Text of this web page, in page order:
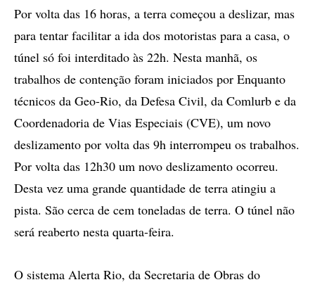
Por volta das 16 horas, a terra começou a deslizar, mas
para tentar facilitar a ida dos motoristas para a casa, o
túnel só foi interditado às 22h. Nesta manhã, os
trabalhos de contenção foram iniciados por Enquanto
técnicos da Geo-Rio, da Defesa Civil, da Comlurb e da
Coordenadoria de Vias Especiais (CVE), um novo
deslizamento por volta das 9h interrompeu os trabalhos.
Por volta das 12h30 um novo deslizamento ocorreu.
Desta vez uma grande quantidade de terra atingiu a
pista. São cerca de cem toneladas de terra. O túnel não
será reaberto nesta quarta-feira.
O sistema Alerta Rio, da Secretaria de Obras do